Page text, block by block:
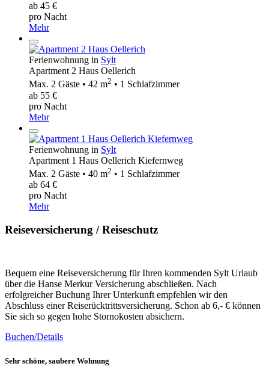
ab 45 €
pro Nacht
Mehr
Ferienwohnung in Sylt
Apartment 2 Haus Oellerich
Max. 2 Gäste • 42 m2 • 1 Schlafzimmer
ab 55 €
pro Nacht
Mehr
Ferienwohnung in Sylt
Apartment 1 Haus Oellerich Kiefernweg
Max. 2 Gäste • 40 m2 • 1 Schlafzimmer
ab 64 €
pro Nacht
Mehr
Reiseversicherung / Reiseschutz
Bequem eine Reiseversicherung für Ihren kommenden Sylt Urlaub
über die Hanse Merkur Versicherung abschließen. Nach
erfolgreicher Buchung Ihrer Unterkunft empfehlen wir den
Abschluss einer Reiserücktrittsversicherung. Schon ab 6,- € können
Sie sich so gegen hohe Stornokosten absichern.
Buchen/Details
Sehr schöne, saubere Wohnung